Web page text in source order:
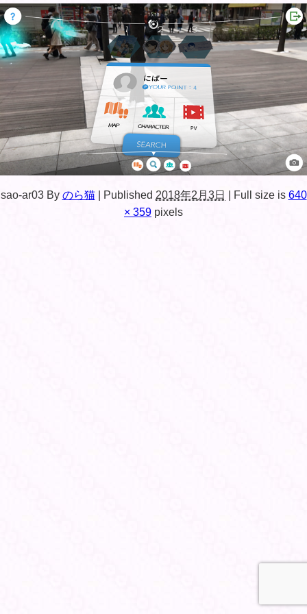
sao-ar03 By のら猫 Published 2018年2月3日 Full size is 640
× 359 pixels